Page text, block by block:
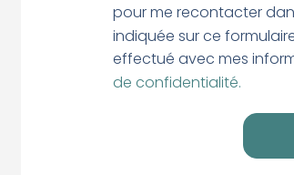
pour me recontacter
indiquée sur ce
effectué avec mes
de confidentialité.